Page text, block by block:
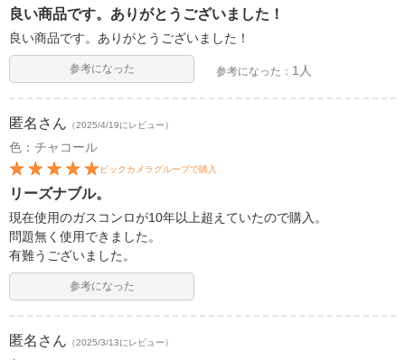
良い商品です。ありがとうございました！
良い商品です。ありがとうございました！
参考になった 参考になった： 1人
匿名 さん （2025/4/19にレビュー）
色：チャコール
ビックカメラグループで購入
リーズナブル。
現在使用のガスコンロが10年以上超えていたので購入。
問題無く使用できました。
有難うございました。
参考になった
匿名 さん （2025/3/13にレビュー）